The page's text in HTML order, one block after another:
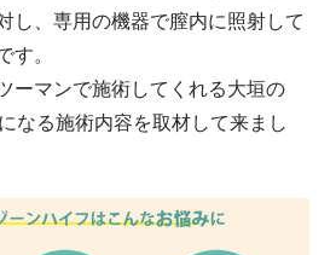
し、専用の機器で膣内に照射して
す。
ーマンで施術してくれる大垣の
なる施術内容を取材して来まし